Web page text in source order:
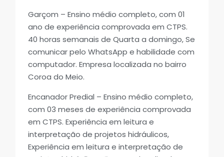
Garçom – Ensino médio completo, com 01
ano de experiência comprovada em CTPS.
40 horas semanais de Quarta a domingo, Se
comunicar pelo WhatsApp e habilidade com
computador. Empresa localizada no bairro
Coroa do Meio.
Encanador Predial – Ensino médio completo,
com 03 meses de experiência comprovada
em CTPS. Experiência em leitura e
interpretação de projetos hidráulicos,
Experiência em leitura e interpretação de